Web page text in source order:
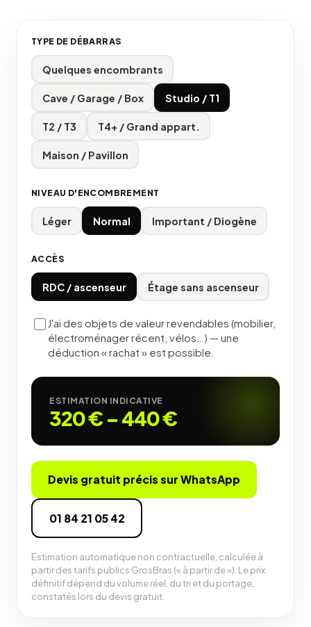
TYPE DE DÉBARRAS
Quelques encombrants
Cave / Garage / Box Studio / T1
T2 / T3 T4+ / Grand appart.
Maison / Pavillon
NIVEAU D'ENCOMBREMENT
Léger Normal Important / Diogène
ACCÈS
RDC / ascenseur Étage sans ascenseur
J'ai des objets de valeur revendables (mobilier,
électroménager récent, vélos…) — une
déduction « rachat » est possible.
ESTIMATION INDICATIVE
320 €–440 €
Devis gratuit précis sur WhatsApp
01 84 21 05 42
Estimation automatique non contractuelle, calculée à
partir des tarifs publics GrosBras (« à partir de »). Le prix
définitif dépend du volume réel, du tri et du portage,
constatés lors du devis gratuit.